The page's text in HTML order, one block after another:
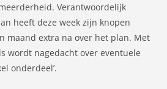
Verantwoordelijk
heeft deze week zijn knopen
maand extra na over het plan. Met
wordt nagedacht over eventuele
onderdeel’.